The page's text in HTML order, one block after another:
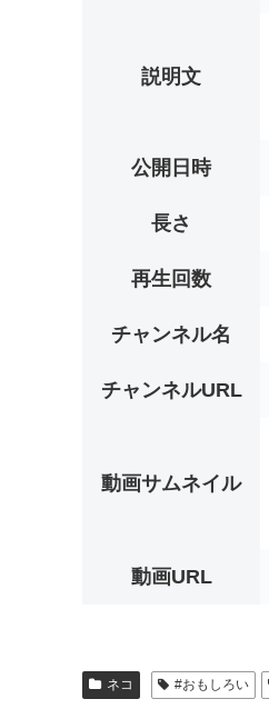
説明文
公開日時
長さ
再生回数
チャンネル名
チャンネルURL
動画サムネイル
動画URL
ネコ #おもしろい